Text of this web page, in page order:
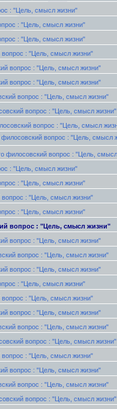
: "Цель, смысл жизни"
: "Цель, смысл жизни"
: "Цель, смысл жизни"
вопрос : "Цель, смысл жизни"
вопрос : "Цель, смысл жизни"
вопрос : "Цель, смысл жизни"
вопрос : "Цель, смысл жизни"
вопрос : "Цель, смысл жизни"
вопрос : "Цель, смысл
филосовский вопрос : "Цель, смысл
филосовский вопрос : "Цель,
: "Цель, смысл жизни"
: "Цель, смысл жизни"
вопрос : "Цель, смысл жизни"
: "Цель, смысл жизни"
вопрос : "Цель, смысл жизни"
вопрос : "Цель, смысл жизни"
вопрос : "Цель, смысл жизни"
вопрос : "Цель, смысл жизни"
: "Цель, смысл жизни"
вопрос : "Цель, смысл жизни"
вопрос : "Цель, смысл жизни"
вопрос : "Цель, смысл жизни"
вопрос : "Цель, смысл жизни"
вопрос : "Цель, смысл жизни"
вопрос : "Цель, смысл жизни"
вопрос : "Цель, смысл жизни"
вопрос : "Цель, смысл жизни"